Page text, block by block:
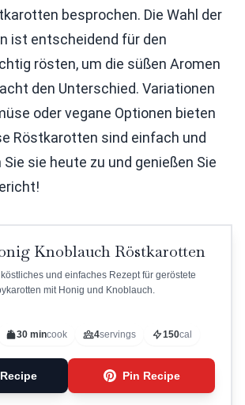
besprochen. Die Wahl der
ist entscheidend für den
rösten, um die süßen Aromen
den Unterschied. Variationen
oder vegane Optionen bieten
Röstkarotten sind einfach und
Sie sie heute zu und genießen Sie
Knoblauch Röstkarotten
köstliches und einfaches Rezept für geröstete
mit Honig und Knoblauch.
30 mincook 4servings 150cal
Pin Recipe